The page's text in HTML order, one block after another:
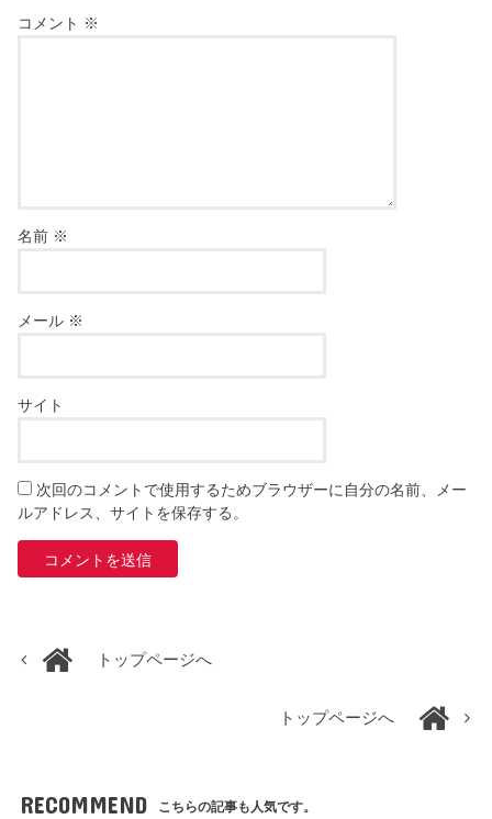
コメント ※
名前 ※
メール ※
サイト
次回のコメントで使用するためブラウザーに自分の名前、メー
ルアドレス、サイトを保存する。
トップページへ
トップページへ
RECOMMEND こちらの記事も人気です。